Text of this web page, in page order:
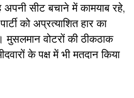
अपनी सीट बचाने में कामयाब रहे,
को अप्रत्याशित हार का
मुसलमान वोटरों की ठीकठाक
के पक्ष में भी मतदान किया